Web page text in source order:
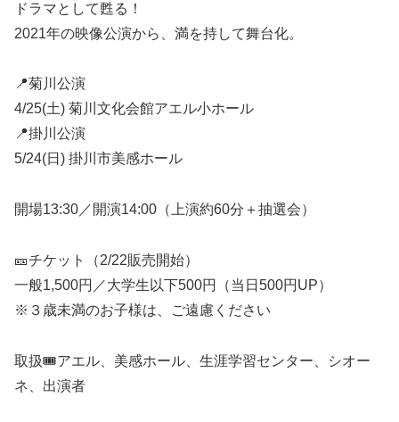
ドラマとして甦る！
2021年の映像公演から、満を持して舞台化。
📍菊川公演
4/25(土) 菊川文化会館アエル小ホール
📍掛川公演
5/24(日) 掛川市美感ホール
開場13:30／開演14:00（上演約60分＋抽選会）
🎫チケット（2/22販売開始）
一般1,500円／大学生以下500円（当日500円UP）
※３歳未満のお子様は、ご遠慮ください
取扱🎟️アエル、美感ホール、生涯学習センター、シオー
ネ、出演者